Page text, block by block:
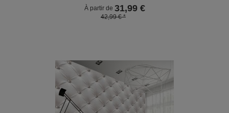
À partir de 31,99€
42,99 € *